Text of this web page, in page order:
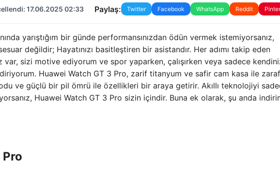
17.06.2025 02:33 Paylaş: Twitter Facebook WhatsApp Reddit
yarıştığım bir günde performansınızdan ödün vermek istemiyorsanız,
değildir; Hayatınızı basitleştiren bir asistandır. Her adımı takip eden
sizi motive ediyorum ve spor yaparken, çalışırken veya sadece
Huawei Watch GT 3 Pro, zarif titanyum ve safir cam kasa ile
ve güçlü bir pil ömrü ile özellikleri bir araya getirir. Akıllı teknolojiyi
Huawei Watch GT 3 Pro sizin içindir. Buna ek olarak, şu anda